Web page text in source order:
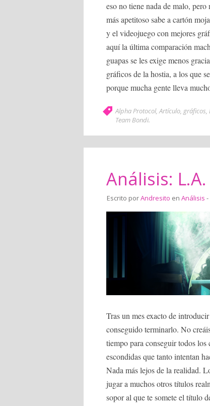
eso no tiene nada de malo,
más apetitoso sabe a cartón
y el videojuego con mejores
aquí la última comparación
guapas se les exige menos
gráficos de la hostia, a los que se
porque mucha gente lleva
Alpha Protocol,Artículo, gráficos,
Team Bondi.
Análisis:
Escrito porAndresito en Análisis -
Tras un mes exacto de introducir
conseguido terminarlo. No
tiempo para conseguir todos
escondidas que tanto intentan
Nada más lejos de la realidad.
jugar a muchos otros títulos
sopor al que te somete el título